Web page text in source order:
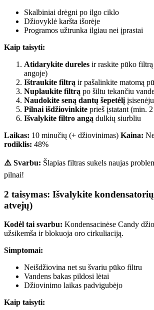
Skalbiniai drėgni po ilgo ciklo
Džiovyklė karšta išorėje
Programos užtrunka ilgiau nei įprastai
Kaip taisyti:
Atidarykite dureles ir raskite pūko
angoje)
Ištraukite filtrą ir pašalinkite matomą
Nuplaukite filtrą po šiltu tekančiu
Naudokite seną dantų šepetėlį
Pilnai išdžiovinkite prieš įstatant (min.
Išvalykite filtro angą dulkių siurbliu
Laikas: 10 minučių (+ džiovinimas) Kaina:
rodiklis: 48%
⚠️ Svarbu: Šlapias filtras sukels naujas
pilnai!
2 taisymas: Išvalykite
atvejų)
Kodėl tai svarbu: Kondensacinėse Candy
užsikemša ir blokuoja oro cirkuliaciją.
Simptomai:
Neišdžiovina net su švariu pūko filtru
Vandens bakas pildosi lėtai
Džiovinimo laikas padvigubėjo
Kaip taisyti: